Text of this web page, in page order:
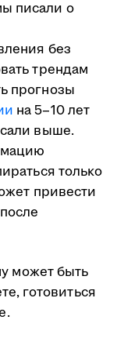
писали о
без
трендам
прогнозы
на 5–10 лет
выше.
только
привести
может быть
готовиться